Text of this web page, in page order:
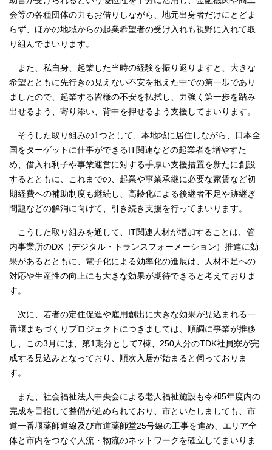
会等の各種団体の力もお借りしながら、地元出身者だけにとどま
らず、ほかの地域からの起業希望者の受け入れも視野に入れて取
り組んでまいります。
また、私自身、起業した当時の経験を振り返りますと、大きな
希望とともに先行きの見えない不安を抱えた中での第一歩であり
ましたので、起業する皆様の不安を払拭し、力強く第一歩を踏み
出せるよう、寄り添い、背中を押せるよう支援してまいります。
そうした取り組みの1つとして、本地域に居住しながら、日本全
国をターゲットに仕事ができるIT関連などの起業者を増やすた
め、借入れ利子や事業運営に対する手厚い支援措置を新たに創設
するとともに、これまでの、起業や事業承継に必要な家賃など初
期経費への補助制度も継続し、高齢化による後継者不足や跡継ぎ
問題などの解消に向けて、引き続き支援を行ってまいります。
こうした取り組みを通して、IT関連人材が増加することは、管
内事業所のDX（デジタル・トランスフォーメーション）推進に効
果があるとともに、電子化による効率化の進展は、人材不足への
対応や生産性の向上にも大きな効果が期待できると考えておりま
す。
次に、若者の定住促進や雇用創出に大きな効果が見込まれる一
番堰まちづくりプロジェクトにつきましては、順調に事業が推移
し、この3月には、第1期分として7棟、250人分のTDK社員寮が完
成する見込みとなっており、順次入居が始まると伺っておりま
す。
また、社会福祉法人中央会による老人福祉施設も令和5年度内の
完成を目指して整備が進められており、市といたしましても、市
道一番堰薬師道線及び市道薬師堂25号線の工事を進め、エリア全
体と市内をつなぐ人流・物流のネットワークを確立してまいりま